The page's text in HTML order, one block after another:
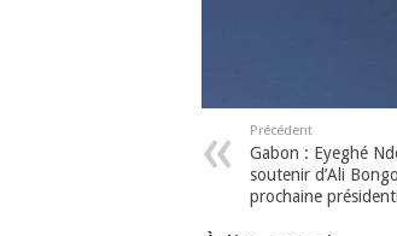
Précédent
Gabon : Eyeghé
soutenir d’Ali
prochaine